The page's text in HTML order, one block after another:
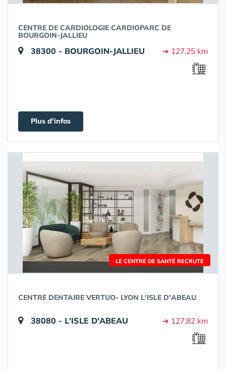
CENTRE DE CARDIOLOGIE CARDIOPARC DE
BOURGOIN-JALLIEU
38300 - BOURGOIN-JALLIEU ➔ 127.25 km
Plus d'infos
LE CENTRE DE SANTÉ RECRUTE
CENTRE DENTAIRE VERTUO- LYON L'ISLE D'ABEAU
38080 - L'ISLE D'ABEAU ➔ 127.82 km